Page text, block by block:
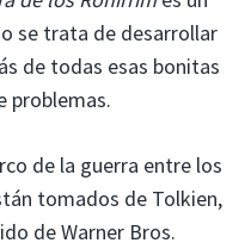
se trata de desarrollar
de todas esas bonitas
problemas.
de la guerra entre los
tomados de Tolkien,
de Warner Bros.